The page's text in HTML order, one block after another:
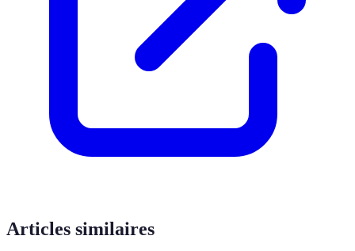
Articles similaires